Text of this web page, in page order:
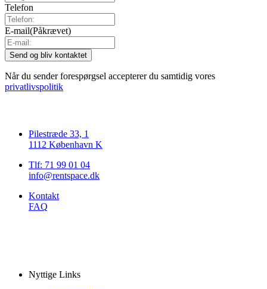
Telefon
E-mail(Påkrævet)
Når du sender forespørgsel accepterer du samtidig vores
privatlivspolitik
Pilestræde 33, 1
1112 København K
Tlf: 71 99 01 04
info@rentspace.dk
Kontakt
FAQ
Nyttige Links